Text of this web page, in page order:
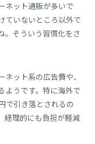
ネット通販が多いで
ていないところ以外で
。そういう習慣化をさ
ット系の広告費や、
ようです。特に海外で
で引き落とされるの
経理的にも負担が軽減